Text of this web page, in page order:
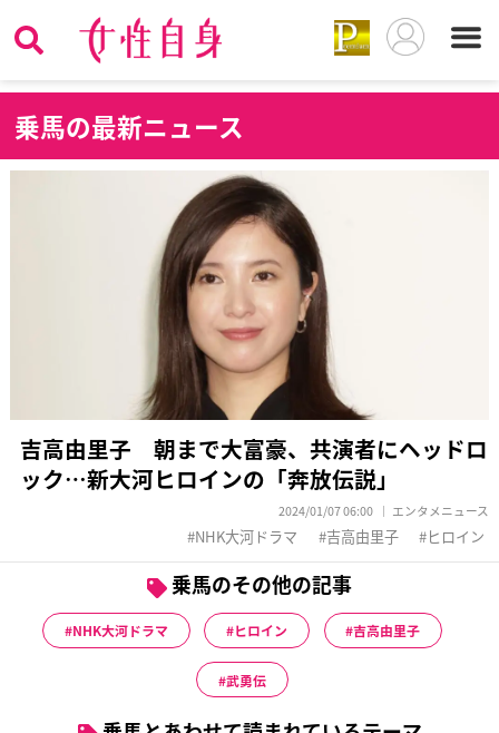
乗馬の最新ニュース
吉高由里子 朝まで大富豪、共演者にヘッドロ
ック…新大河ヒロインの「奔放伝説」
2024/01/07 06:00 エンタメニュース
NHK大河ドラマ 吉高由里子 ヒロイン
乗馬のその他の記事
NHK大河ドラマ ヒロイン 吉高由里子
武勇伝